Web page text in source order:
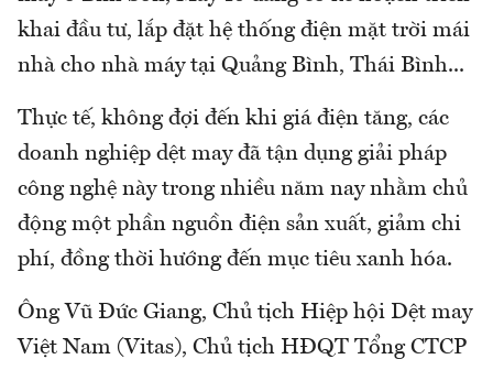
khai đầu tư, lắp đặt hệ thống điện mặt trời mái
nhà cho nhà máy tại Quảng Bình, Thái Bình...
Thực tế, không đợi đến khi giá điện tăng, các
doanh nghiệp dệt may đã tận dụng giải pháp
công nghệ này trong nhiều năm nay nhằm chủ
động một phần nguồn điện sản xuất, giảm chi
phí, đồng thời hướng đến mục tiêu xanh hóa.
Ông Vũ Đức Giang, Chủ tịch Hiệp hội Dệt may
Việt Nam (Vitas), Chủ tịch HĐQT Tổng CTCP